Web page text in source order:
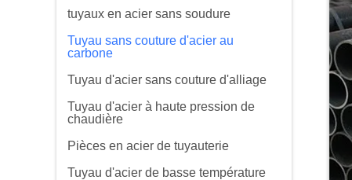
tuyaux en acier sans soudure
Tuyau sans couture d'acier au
carbone
Tuyau d'acier sans couture d'alliage
Tuyau d'acier à haute pression de
chaudière
Pièces en acier de tuyauterie
Tuyau d'acier de basse température